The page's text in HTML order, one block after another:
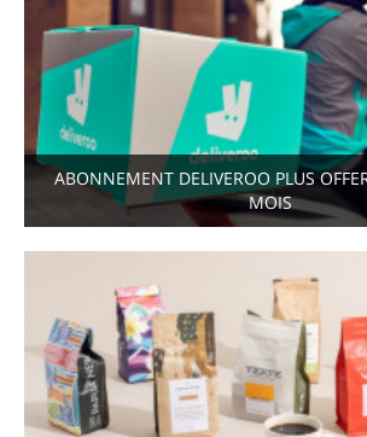
ABONNEMENT DELIVEROO PLUS
MOIS